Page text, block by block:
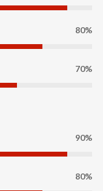
80%
70%
90%
80%